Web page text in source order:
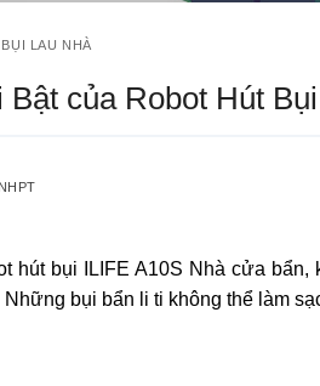
LAU NHÀ
của Robot Hút
hút bụi ILIFE A10S Nhà cửa
bụi bẩn li ti không thể làm